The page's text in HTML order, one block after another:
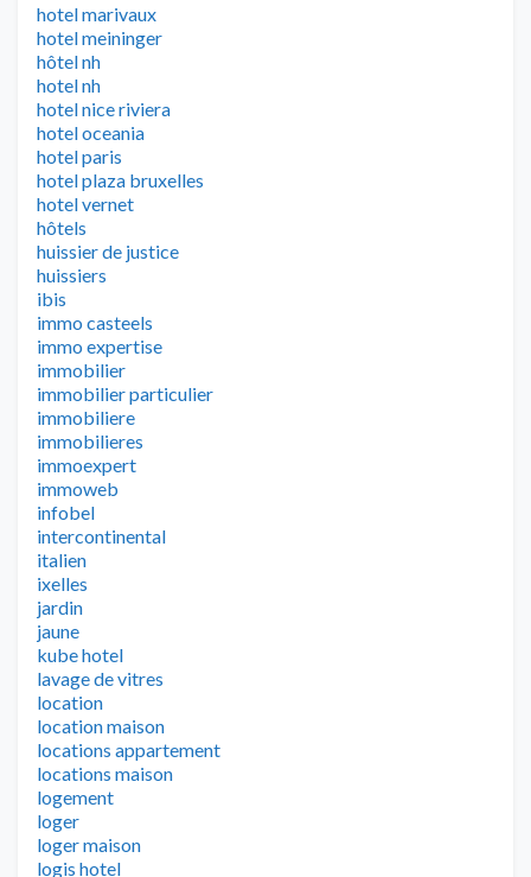
hotel marivaux
hotel meininger
hôtel nh
hotel nh
hotel nice riviera
hotel oceania
hotel paris
hotel plaza bruxelles
hotel vernet
hôtels
huissier de justice
huissiers
ibis
immo casteels
immo expertise
immobilier
immobilier particulier
immobiliere
immobilieres
immoexpert
immoweb
infobel
intercontinental
italien
ixelles
jardin
jaune
kube hotel
lavage de vitres
location
location maison
locations appartement
locations maison
logement
loger
loger maison
logis hotel